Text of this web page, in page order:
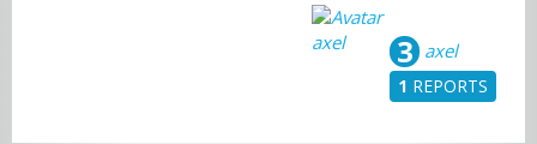
axel
3
1 REPORTS